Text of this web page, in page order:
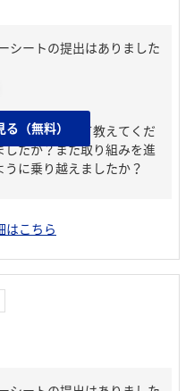
シートの提出はありました
経験について教えてくだ
たか？また取り組みを進
に乗り越えましたか？
はこちら
（無料）